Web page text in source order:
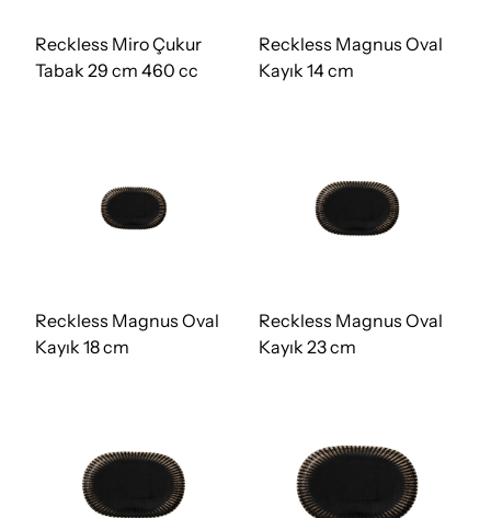
Reckless Miro Çukur
Tabak 29 cm 460 cc
Reckless Magnus Oval
Kayık 14 cm
Reckless Magnus Oval
Kayık 18 cm
Reckless Magnus Oval
Kayık 23 cm